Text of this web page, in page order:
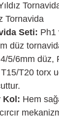
Tornavida
Seti: Ph1
düz
4/5/6mm düz,
T20 torx
Kol: Hem